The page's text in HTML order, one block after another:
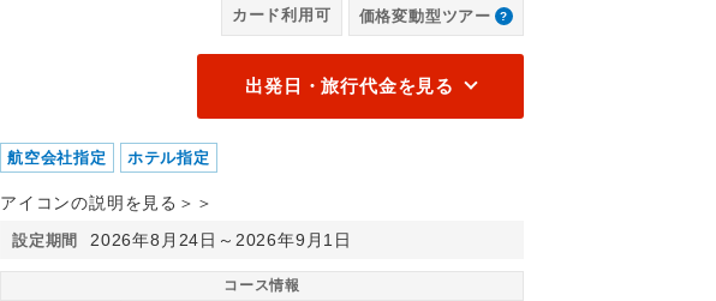
カード利用可 価格変動型ツアー
出発日・旅行代金を見る
航空会社指定 ホテル指定
アイコンの説明を見る＞＞
設定期間 2026年8月24日～2026年9月1日
コース情報